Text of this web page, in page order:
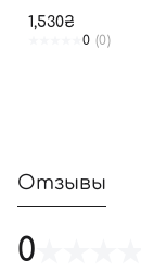
1,530₴
0 (0)
Отзывы
0